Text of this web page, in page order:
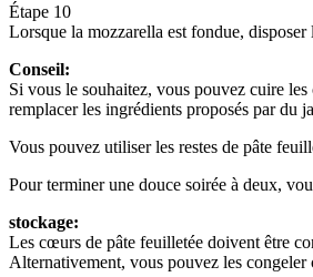
Étape 10
Lorsque la mozzarella est fondue,
Conseil:
Si vous le souhaitez, vous pouvez cuire
remplacer les ingrédients proposés par du
Vous pouvez utiliser les restes de pâte
Pour terminer une douce soirée à deux,
stockage:
Les cœurs de pâte feuilletée doivent être
Alternativement, vous pouvez les congeler